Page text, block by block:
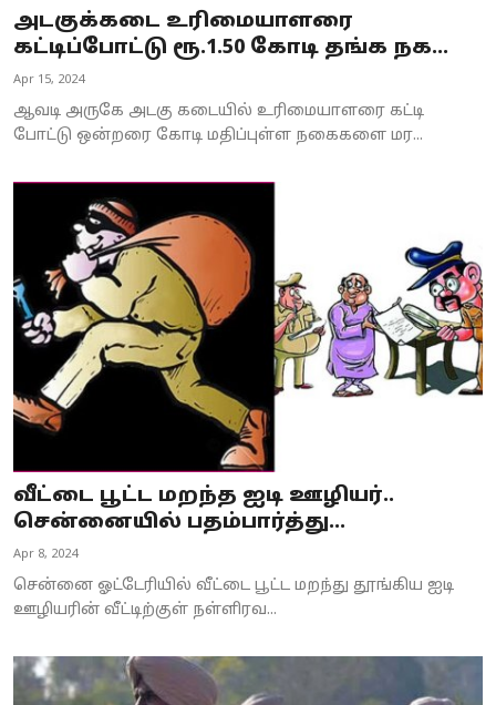
அடகுக்கடை உரிமையாளரை
கட்டிப்போட்டு ரூ.1.50 கோடி தங்க நக...
Apr 15, 2024
ஆவடி அருகே அடகு கடையில் உரிமையாளரை கட்டி
போட்டு ஒன்றரை கோடி மதிப்புள்ள நகைகளை மர...
வீட்டை பூட்ட மறந்த ஐடி ஊழியர்..
சென்னையில் பதம்பார்த்து...
Apr 8, 2024
சென்னை ஓட்டேரியில் வீட்டை பூட்ட மறந்து தூங்கிய ஐடி
ஊழியரின் வீட்டிற்குள் நள்ளிரவ...